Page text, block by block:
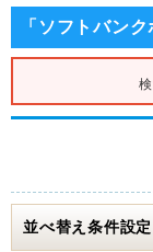
「ソフトバン
並べ替え条件設定